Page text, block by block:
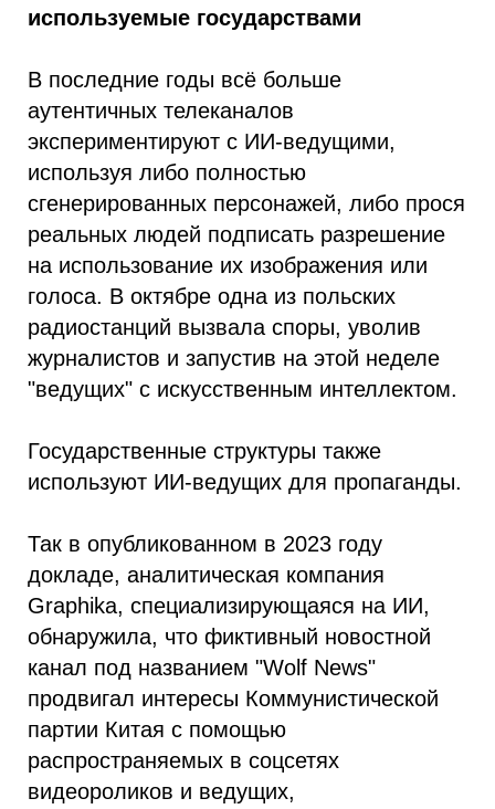
используемые государствами
В последние годы всё больше
аутентичных телеканалов
экспериментируют с ИИ-ведущими,
используя либо полностью
сгенерированных персонажей, либо прося
реальных людей подписать разрешение
на использование их изображения или
голоса. В октябре одна из польских
радиостанций вызвала споры, уволив
журналистов и запустив на этой неделе
"ведущих" с искусственным интеллектом.
Государственные структуры также
используют ИИ-ведущих для пропаганды.
Так в опубликованном в 2023 году
докладе, аналитическая компания
Graphika, специализирующаяся на ИИ,
обнаружила, что фиктивный новостной
канал под названием "Wolf News"
продвигал интересы Коммунистической
партии Китая с помощью
распространяемых в соцсетях
видеороликов и ведущих,